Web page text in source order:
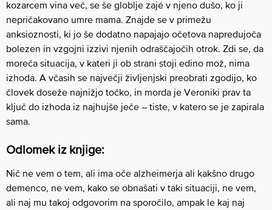
kozarcem vina več, se še globlje zajé v njeno dušo, ko ji
nepričakovano umre mama. Znajde se v primežu
anksioznosti, ki jo še dodatno napajajo očetova napredujoča
bolezen in vzgojni izzivi njenih odraščajočih otrok. Zdi se, da
moreča situacija, v kateri ji ob strani stoji edino mož, nima
izhoda. A včasih se največji življenjski preobrati zgodijo, ko
človek doseže najnižjo točko, in morda je Veroniki prav ta
ključ do izhoda iz najhujše ječe – tiste, v katero se je zapirala
sama.
Odlomek iz knjige:
Nič ne vem o tem, ali ima oče alzheimerja ali kakšno drugo
demenco, ne vem, kako se obnašati v taki situaciji, ne vem,
ali naj mu takoj odgovorim na sporočilo, ampak le kaj naj